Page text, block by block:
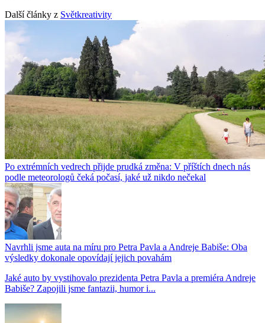
Další články z Světkreativity
Po extrémních vedrech přijde prudká změna: V příštích dnech nás
podle meteorologů čeká počasí, jaké už nikdo nečekal
Navrhli jsme auta na míru pro Petra Pavla a Andreje Babiše: Oba
výsledky dokonale opovídají jejich povahám
Jaké auto by vystihovalo prezidenta Petra Pavla a premiéra Andreje
Babiše? Zapojili jsme fantazii, humor i...